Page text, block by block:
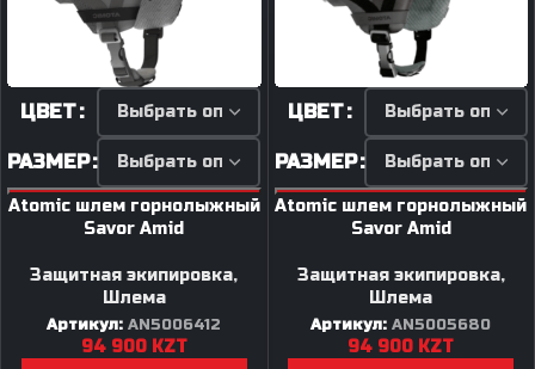
ЦВЕТ
РАЗМЕР
Atomic шлем горнолыжный
Savor Amid
Защитная экипировка,
Шлема
Артикул:AN5006412
94 900 KZT
ЦВЕТ
РАЗМЕР
Atomic шлем горнолыжный
Savor Amid
Защитная экипировка,
Шлема
Артикул:AN5005680
94 900 KZT